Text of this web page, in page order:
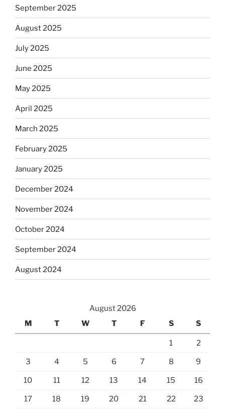
September 2025
August 2025
July 2025
June 2025
May 2025
April 2025
March 2025
February 2025
January 2025
December 2024
November 2024
October 2024
September 2024
August 2024
August 2026
M
T W T F S S
1 2
3 4 5 6 7 8 9
10 11 12 13 14 15 16
17 18 19 20 21 22 23